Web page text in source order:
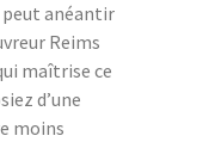
anéantir
Reims
maîtrise ce
d’une
moins